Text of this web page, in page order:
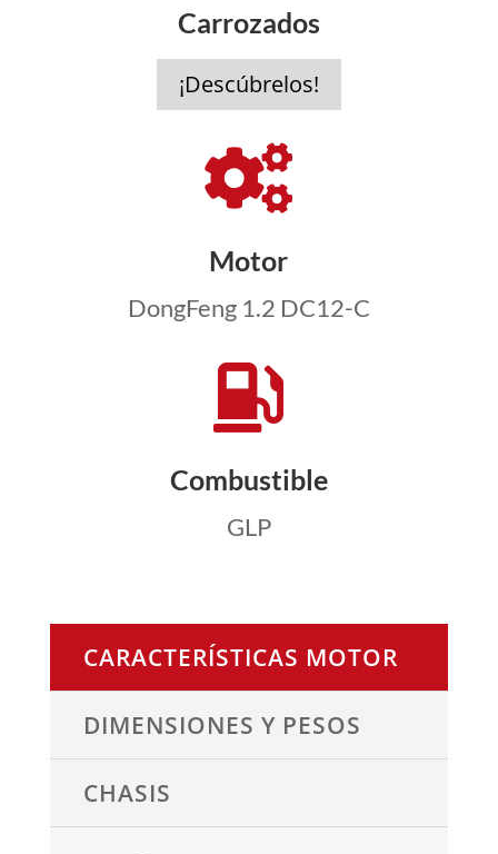
Carrozados
¡Descúbrelos!

Motor
DongFeng 1.2 DC12-C

Combustible
GLP
CARACTERÍSTICAS MOTOR
DIMENSIONES Y PESOS
CHASIS